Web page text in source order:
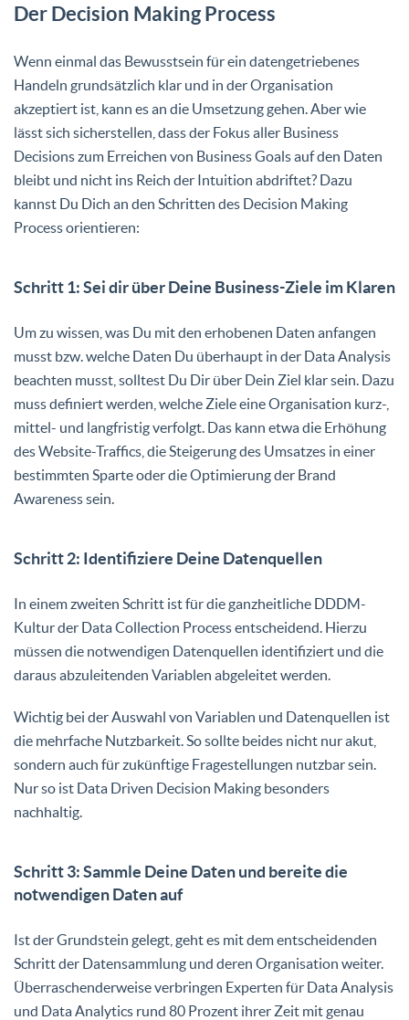
Der Decision Making Process
Wenn einmal das Bewusstsein für ein datengetriebenes
Handeln grundsätzlich klar und in der Organisation
akzeptiert ist, kann es an die Umsetzung gehen. Aber wie
lässt sich sicherstellen, dass der Fokus aller Business
Decisions zum Erreichen von Business Goals auf den Daten
bleibt und nicht ins Reich der Intuition abdriftet? Dazu
kannst Du Dich an den Schritten des Decision Making
Process orientieren:
Schritt 1: Sei dir über Deine Business-Ziele im Klaren
Um zu wissen, was Du mit den erhobenen Daten anfangen
musst bzw. welche Daten Du überhaupt in der Data Analysis
beachten musst, solltest Du Dir über Dein Ziel klar sein. Dazu
muss definiert werden, welche Ziele eine Organisation kurz-,
mittel- und langfristig verfolgt. Das kann etwa die Erhöhung
des Website-Traffics, die Steigerung des Umsatzes in einer
bestimmten Sparte oder die Optimierung der Brand
Awareness sein.
Schritt 2: Identifiziere Deine Datenquellen
In einem zweiten Schritt ist für die ganzheitliche DDDM-
Kultur der Data Collection Process entscheidend. Hierzu
müssen die notwendigen Datenquellen identifiziert und die
daraus abzuleitenden Variablen abgeleitet werden.
Wichtig bei der Auswahl von Variablen und Datenquellen ist
die mehrfache Nutzbarkeit. So sollte beides nicht nur akut,
sondern auch für zukünftige Fragestellungen nutzbar sein.
Nur so ist Data Driven Decision Making besonders
nachhaltig.
Schritt 3: Sammle Deine Daten und bereite die
notwendigen Daten auf
Ist der Grundstein gelegt, geht es mit dem entscheidenden
Schritt der Datensammlung und deren Organisation weiter.
Überraschenderweise verbringen Experten für Data Analysis
und Data Analytics rund 80 Prozent ihrer Zeit mit genau